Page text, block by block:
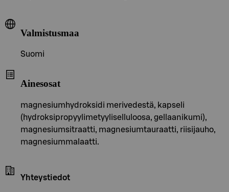
Valmistusmaa
Suomi
Ainesosat
magnesiumhydroksidi merivedestä, kapseli
(hydroksipropyylimetyyliselluloosa, gellaanikumi),
magnesiumsitraatti, magnesiumtauraatti, riisijauho,
magnesiummalaatti.
Yhteystiedot